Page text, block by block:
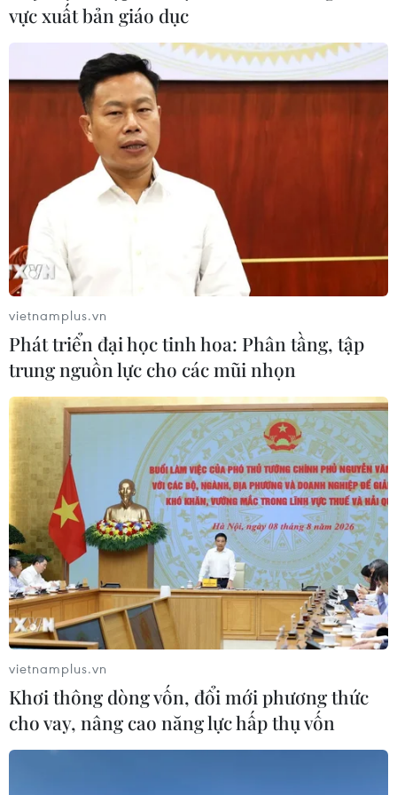
vực xuất bản giáo dục
vietnamplus.vn
Phát triển đại học tinh hoa: Phân tầng, tập
trung nguồn lực cho các mũi nhọn
vietnamplus.vn
Khơi thông dòng vốn, đổi mới phương thức
cho vay, nâng cao năng lực hấp thụ vốn